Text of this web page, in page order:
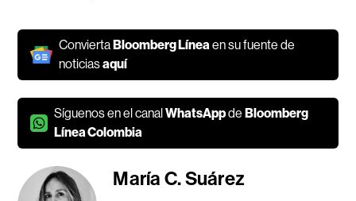
ConviertaBloomberg Líneaen su fuente de
noticiasaquí
Síguenos en el canalWhatsAppdeBloomberg
Línea Colombia
María C. Suárez